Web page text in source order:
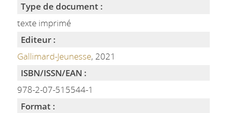
Type de document :
texte imprimé
Editeur :
Gallimard-Jeunesse, 2021
ISBN/ISSN/EAN :
978-2-07-515544-1
Format :